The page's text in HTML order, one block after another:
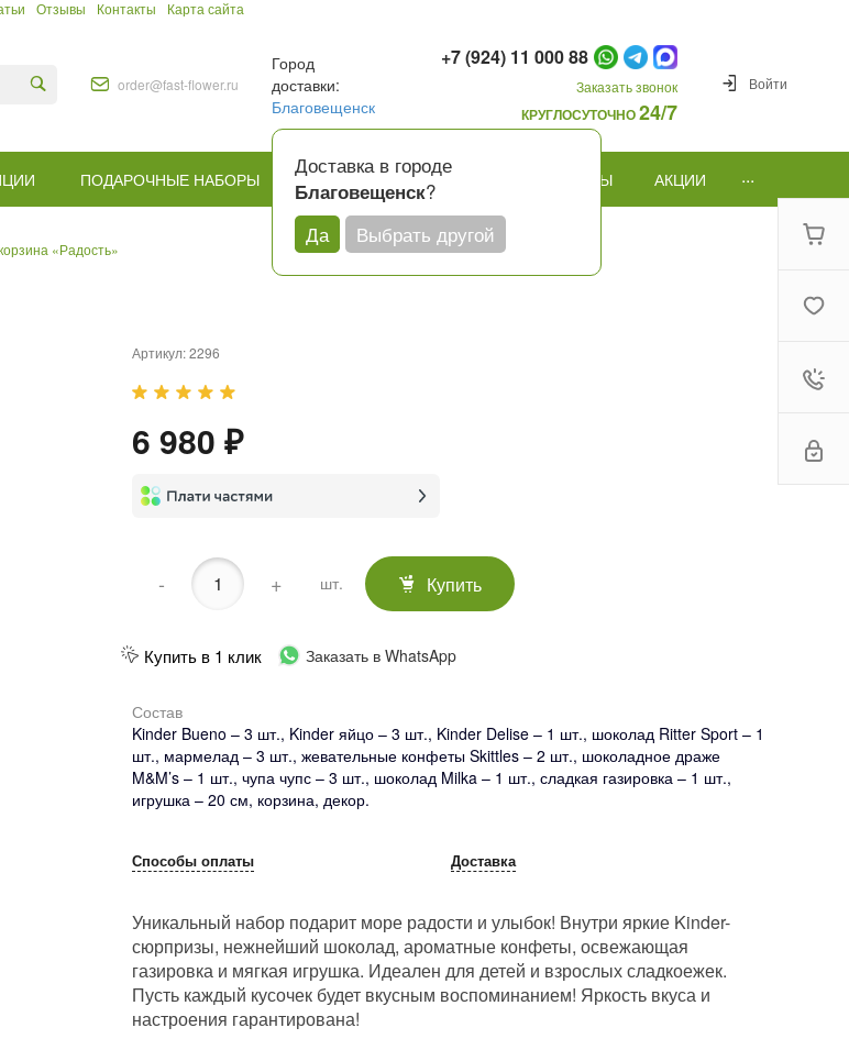
Отзывы Контакты Карта сайта
order@fast-flower.ru
Город
доставки:
Благовещенск
Доставка в городе
Благовещенск?
Да
Выбрать другой
+7 (924) 11 000 88
Заказать звонок
КРУГЛОСУТОЧНО24/7
Войти
ПОДАРОЧНЫЕ НАБОРЫ КОМУ ПОВОД ПОДАРКИ И ШАРЫ АКЦИИ ...
«Радость»
Артикул:2296
6 980 ₽
- + шт. Купить
Купить в 1 клик Заказать в WhatsApp
Состав
Kinder Bueno – 3 шт., Kinder яйцо – 3 шт., Kinder Delise – 1 шт., шоколад Ritter Sport – 1
шт., мармелад – 3 шт., жевательные конфеты Skittles – 2 шт., шоколадное драже
M&M’s – 1 шт., чупа чупс – 3 шт., шоколад Milka – 1 шт., сладкая газировка – 1 шт.,
игрушка – 20 см, корзина, декор.
Способы оплаты Доставка
Уникальный набор подарит море радости и улыбок! Внутри яркие Kinder-
сюрпризы, нежнейший шоколад, ароматные конфеты, освежающая
газировка и мягкая игрушка. Идеален для детей и взрослых сладкоежек.
Пусть каждый кусочек будет вкусным воспоминанием! Яркость вкуса и
настроения гарантирована!